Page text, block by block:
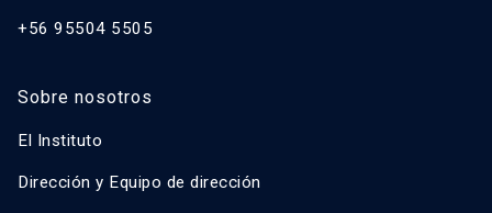
+56 95504 5505
Sobre nosotros
El Instituto
Dirección y Equipo de dirección